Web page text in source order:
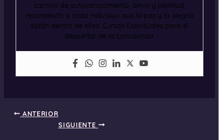
camino de autoconocimiento, amor y plenitud,
recordando a cada individuo que la paz y la alegría
están dentro de ellos. Cursos Espirituales para el
despertar de la consciencia.
ANTERIOR
SIGUIENTE